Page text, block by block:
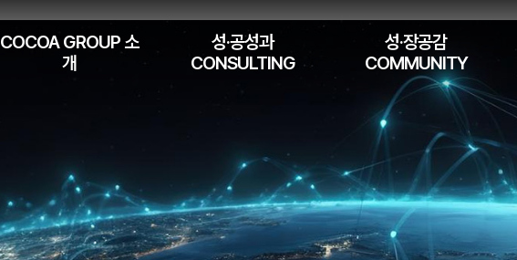
COCOA GROUP 소
개
성·공성과
CONSULTING
성·장공감
COMMUNITY